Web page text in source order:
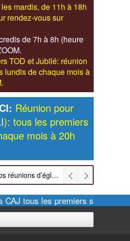
les mardis, de 11h à 18h
rendez-vous sur
de 7h à 8h (heure
TOD et Jubilé: réunion
lundis de chaque mois à
Réunion pour
): tous les premiers
mois à 20h
Actuellement nos réunions d’église sont retransmises sur ZOOM les dimanches à 11h et vendredis à 20h00
CAJ tous les premiers samedis